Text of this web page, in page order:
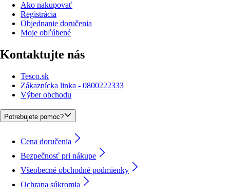
Ako nakupovať
Registrácia
Objednanie doručenia
Moje obľúbené
Kontaktujte nás
Tesco.sk
Zákaznícka linka - 0800222333
Výber obchodu
Potrebujete pomoc?
Cena doručenia
Bezpečnosť pri nákupe
Všeobecné obchodné podmienky
Ochrana súkromia